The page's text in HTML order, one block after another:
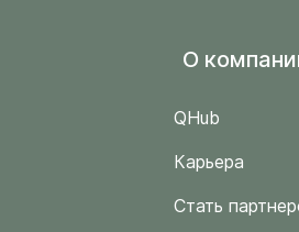
O
QHub
Карьера
Стать